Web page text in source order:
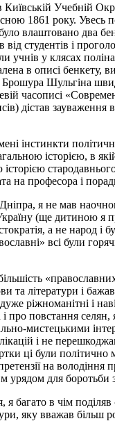
Учебній
1861 року. Увесь
влаштовано два
студентів і
учнів у клясах
в описі бенкету,
Шульгіна
часописі
дістав зауваження
інстинкти
історією, в
на професора і
я не мав
(ще дитиною
а не народ і
всі були
літератури і
ріжноманітні і
і про повстання
мистецькими
і не
ці були
на
урядом для
в чім поділяв
яку вважав